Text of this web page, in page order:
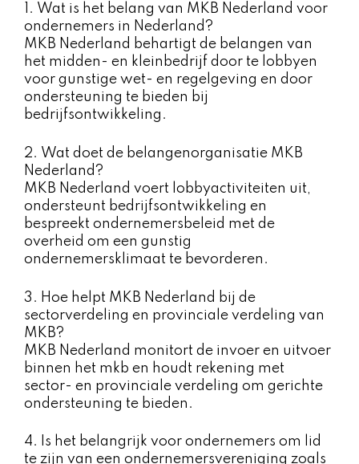
1. Wat is het belang van MKB Nederland voor
ondernemers in Nederland?
MKB Nederland behartigt de belangen van
het midden- en kleinbedrijf door te lobbyen
voor gunstige wet- en regelgeving en door
ondersteuning te bieden bij
bedrijfsontwikkeling.
2. Wat doet de belangenorganisatie MKB
Nederland?
MKB Nederland voert lobbyactiviteiten uit,
ondersteunt bedrijfsontwikkeling en
bespreekt ondernemersbeleid met de
overheid om een gunstig
ondernemersklimaat te bevorderen.
3. Hoe helpt MKB Nederland bij de
sectorverdeling en provinciale verdeling van
MKB?
MKB Nederland monitort de invoer en uitvoer
binnen het mkb en houdt rekening met
sector- en provinciale verdeling om gerichte
ondersteuning te bieden.
4. Is het belangrijk voor ondernemers om lid
te zijn van een ondernemersvereniging zoals